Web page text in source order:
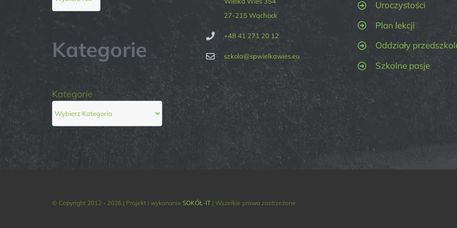
Kategorie
Kategorie
27-215 Wąchock
+48 41 271 20 12
szkola@spwielkawies.eu
Uroczystości
Plan lekcji
Oddziały
Szkolne pasje
© Copyright 2012 - 2026 | Projekt i wykonanie SOKÓŁ-IT| Wszelkie prawa zastrzeżone